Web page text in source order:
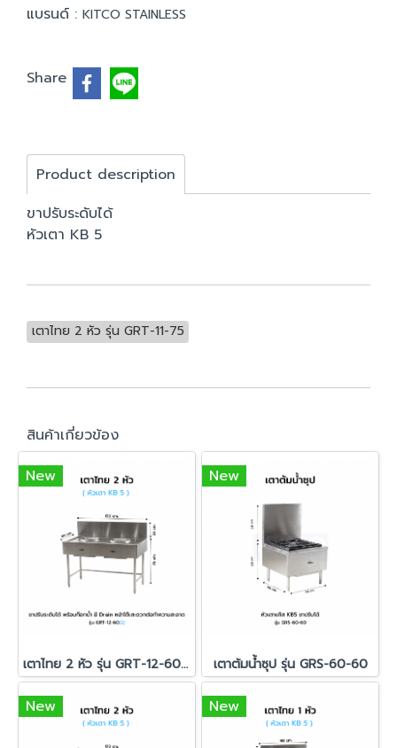
แบรนด์ : KITCO STAINLESS
Share
Product description
ขาปรับระดับได้
หัวเตา KB 5
เตาไทย 2 หัว รุ่น GRT-11-75
สินค้าเกี่ยวข้อง
New
เตาไทย 2 หัว รุ่น GRT-12-60(2)
New
เตาต้มน้ำซุป รุ่น GRS-60-60
New New